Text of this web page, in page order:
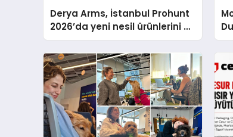
Derya Arms, İstanbul Prohunt
2026’da yeni nesil ürünlerini ve
global marka vizyonunu
sergiledi